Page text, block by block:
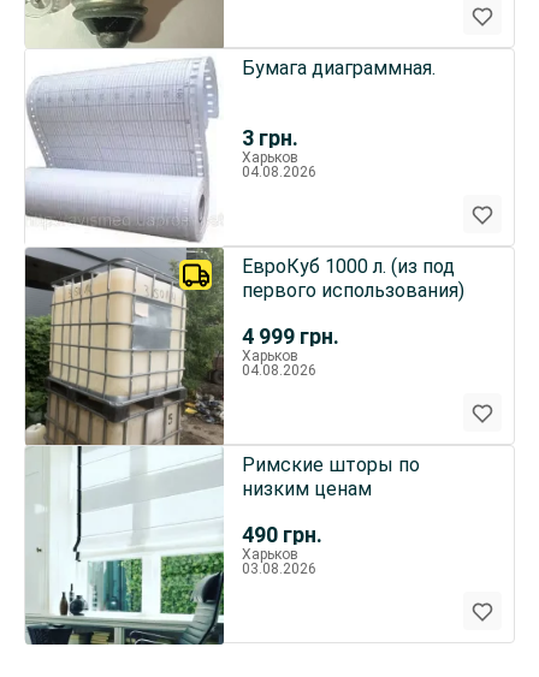
3 грн.
Бумага диаграммная.
Харьков
04.08.2026
4 999 грн.
ЕвроКуб 1000 л. (из под
первого использования)
Харьков
04.08.2026
490 грн.
Римские шторы по
низким ценам
Харьков
03.08.2026